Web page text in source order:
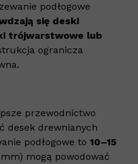
podłogowe
się deski
trójwarstwowe lub
ogranicza
przewodnictwo
desek drewnianych
podłogowe to 10–15
mogą powodować